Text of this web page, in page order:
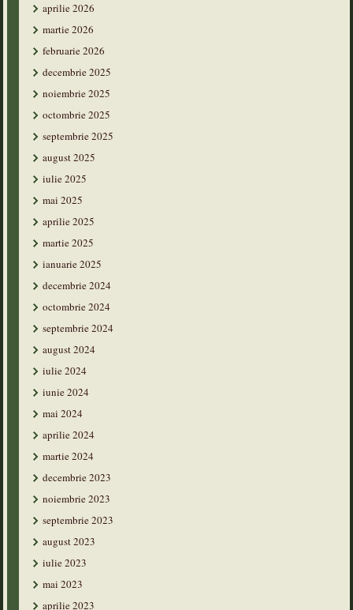
aprilie 2026
martie 2026
februarie 2026
decembrie 2025
noiembrie 2025
octombrie 2025
septembrie 2025
august 2025
iulie 2025
mai 2025
aprilie 2025
martie 2025
ianuarie 2025
decembrie 2024
octombrie 2024
septembrie 2024
august 2024
iulie 2024
iunie 2024
mai 2024
aprilie 2024
martie 2024
decembrie 2023
noiembrie 2023
septembrie 2023
august 2023
iulie 2023
mai 2023
aprilie 2023